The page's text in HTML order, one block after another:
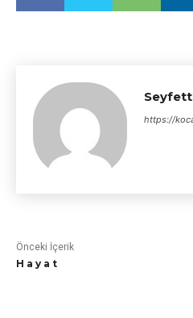
https://
Önceki İçerik
H a y a t